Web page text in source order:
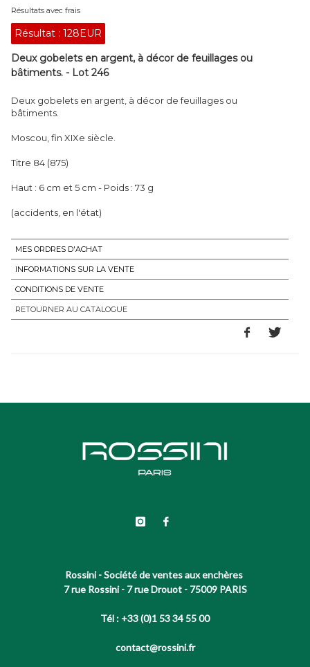
Résultats avec frais
Résultat : 128EUR
Deux gobelets en argent, à décor de feuillages ou
bâtiments. - Lot 246
Deux gobelets en argent, à décor de feuillages ou
bâtiments.
Moscou, fin XIXe siècle.
Titre 84 (875)
Haut : 6 cm et 5 cm - Poids : 73 g
(accidents, en l'état)
MES ORDRES D'ACHAT
INFORMATIONS SUR LA VENTE
CONDITIONS DE VENTE
RETOURNER AU CATALOGUE
Rossini - Société de ventes aux enchères
7 rue Rossini - 7 rue Drouot - 75009 PARIS
Tél : +33 (0)1 53 34 55 00
contact@rossini.fr